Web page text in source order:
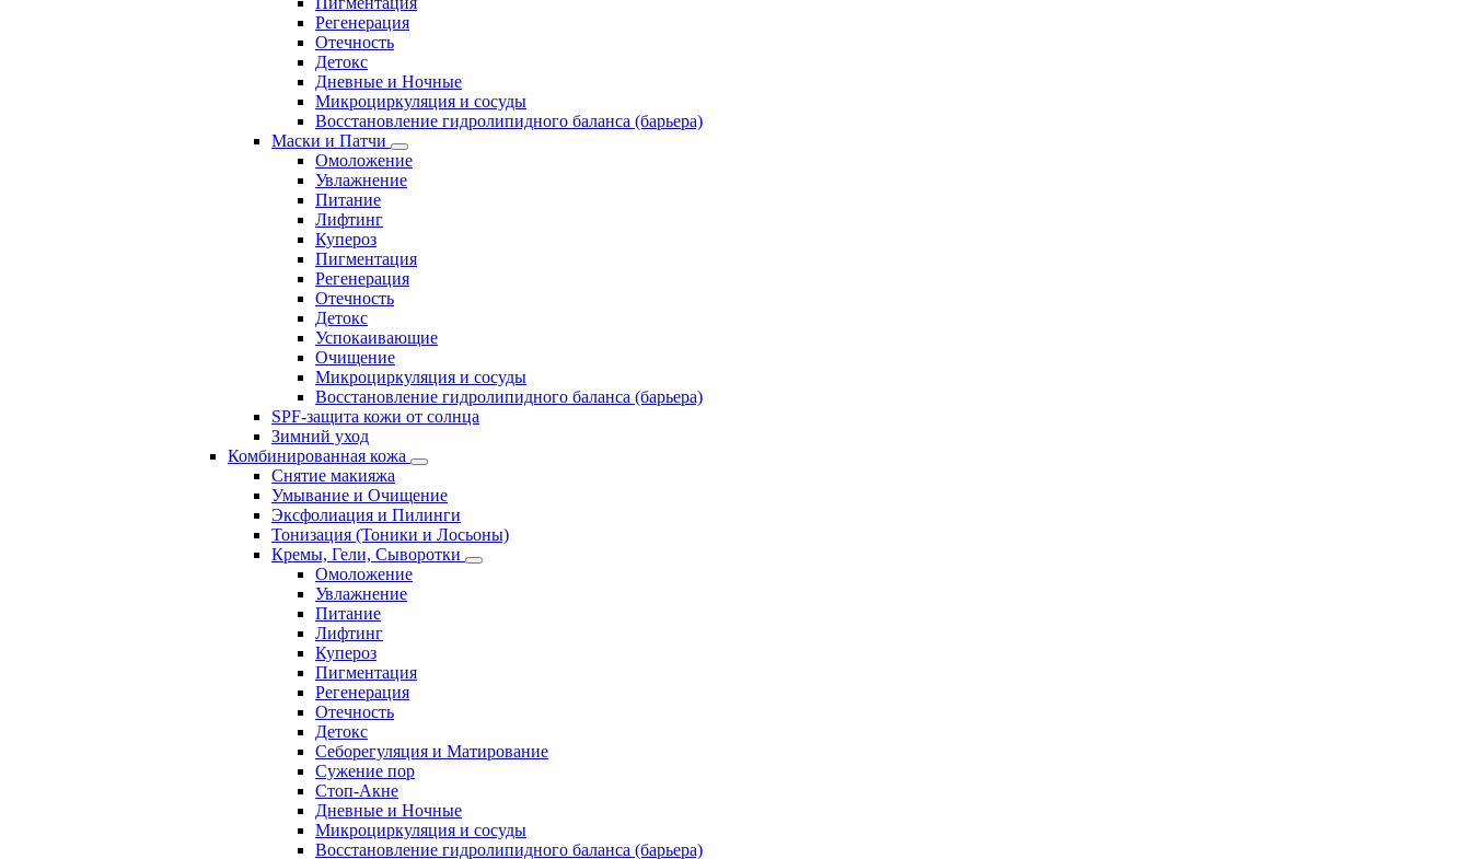
Регенерация
Отечность
Детокс
Дневные и Ночные
Микроциркуляция и сосуды
Восстановление гидролипидного баланса (барьера)
Маски и Патчи
Омоложение
Увлажнение
Питание
Лифтинг
Купероз
Пигментация
Регенерация
Отечность
Детокс
Успокаивающие
Очищение
Микроциркуляция и сосуды
Восстановление гидролипидного баланса (барьера)
SPF-защита кожи от солнца
Зимний уход
Комбинированная кожа
Снятие макияжа
Умывание и Очищение
Эксфолиация и Пилинги
Тонизация (Тоники и Лосьоны)
Кремы, Гели, Сыворотки
Омоложение
Увлажнение
Питание
Лифтинг
Купероз
Пигментация
Регенерация
Отечность
Детокс
Себорегуляция и Матирование
Сужение пор
Стоп-Акне
Дневные и Ночные
Микроциркуляция и сосуды
Восстановление гидролипидного баланса (барьера)